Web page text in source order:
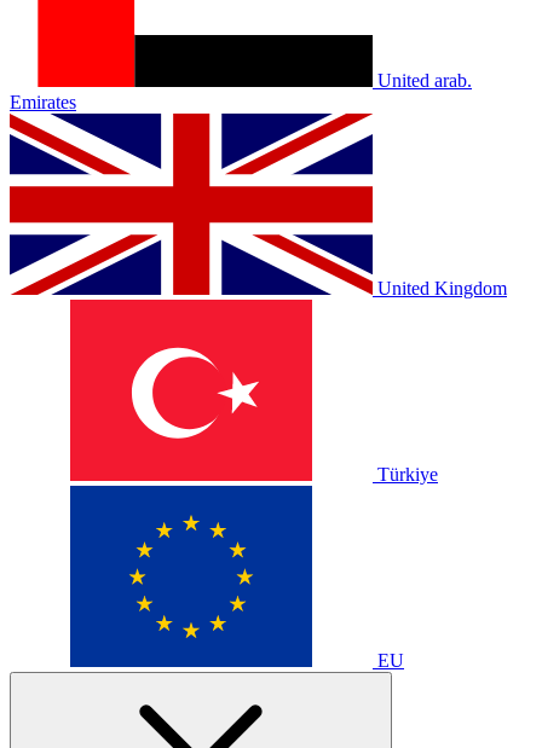
United arab.
Emirates
United Kingdom
Türkiye
EU